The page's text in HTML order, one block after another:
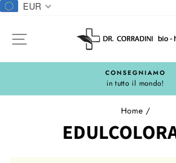
Salta
contentuto
EUR
NAVIGAZIONE DEL SITO
CONSEGNIAMO
in tutto il mondo!
Home /